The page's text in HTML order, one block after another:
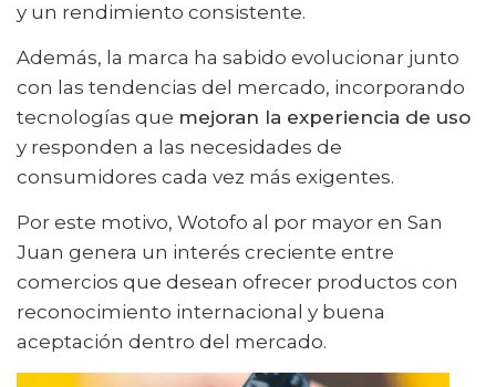
y un rendimiento consistente.
Además, la marca ha sabido evolucionar junto
con las tendencias del mercado, incorporando
tecnologías que mejoran la experiencia de uso
y responden a las necesidades de
consumidores cada vez más exigentes.
Por este motivo, Wotofo al por mayor en San
Juan genera un interés creciente entre
comercios que desean ofrecer productos con
reconocimiento internacional y buena
aceptación dentro del mercado.